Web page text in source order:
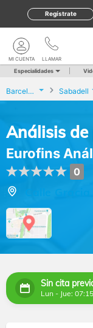
Regístrate
LLAMAR
MI CUENTA
Especialidades
Barcelona Sabadell
Análisis
Eurofins
0
Calle
Sin cita
Lun - Jue: